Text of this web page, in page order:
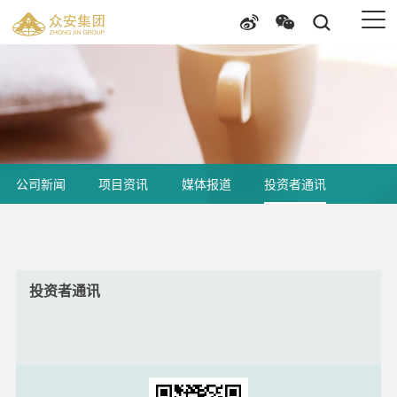
公司新闻 项目资讯 媒体报道 投资者通讯
投资者通讯